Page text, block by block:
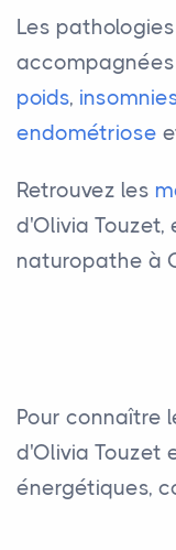
Les
accompagnées
poids,
endométriose
Retrouvez les
d'Olivia
naturopathe à
Pour connaître
d'Olivia Touzet
énergétiques,